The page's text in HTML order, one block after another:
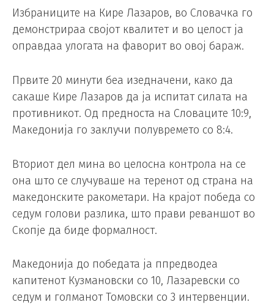
Избраниците на Кире Лазаров, во Словачка го
демонстрираа својот квалитет и во целост ја
оправдаа улогата на фаворит во овој бараж.
Првите 20 минути беа изедначени, како да
сакаше Кире Лазаров да ја испитат силата на
противникот. Од предноста на Словаците 10:9,
Македонија го заклучи полувремето со 8:4.
Вториот дел мина во целосна контрола на се
она што се случуваше на теренот од страна на
македонските ракометари. На крајот победа со
седум голови разлика, што прави реваншот во
Скопје да биде формалност.
Македонија до победата ја ппредводеа
капитенот Кузмановски со 10, Лазаревски со
седум и голманот Томовски со 3 интервенции.